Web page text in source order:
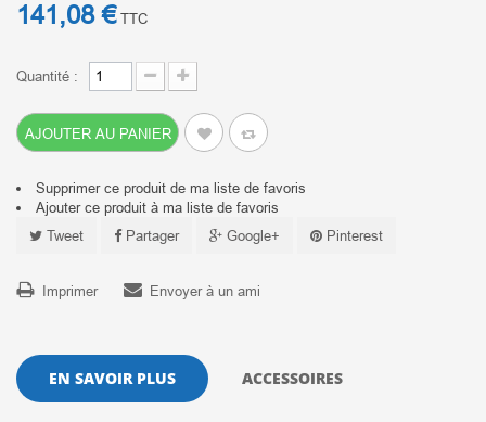
141,08 €TTC
Quantité :
AJOUTER AU PANIER
Supprimer ce produit de ma liste de favoris
Ajouter ce produit à ma liste de favoris
Tweet
Partager Google+ Pinterest
Imprimer Envoyer à un ami
EN SAVOIR PLUS ACCESSOIRES